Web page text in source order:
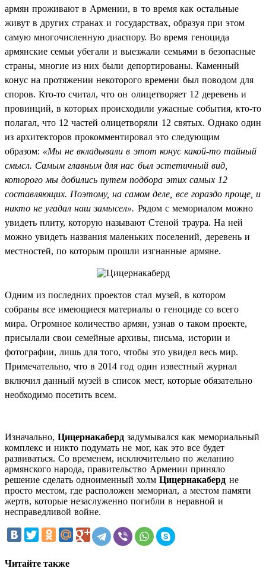
армян проживают в Армении, в то время как остальные
живут в других странах и государствах, образуя при этом
самую многочисленную диаспору. Во время геноцида
армянские семьи убегали и выезжали семьями в безопасные
страны, многие из них были депортированы. Каменный
конус на протяжении некоторого времени был поводом для
споров. Кто-то считал, что он олицетворяет 12 деревень и
провинций, в которых происходили ужасные события, кто-то
полагал, что 12 частей олицетворяли 12 святых. Однако один
из архитекторов прокомментировал это следующим
образом: «Мы не вкладывали в этот конус какой-то тайный
смысл. Самым главным для нас был эстетичный вид,
которого мы добились путем подбора этих самых 12
составляющих. Поэтому, на самом деле, все гораздо проще, и
никто не угадал наш замысел». Рядом с мемориалом можно
увидеть плиту, которую называют Стеной траура. На ней
можно увидеть названия маленьких поселений, деревень и
местностей, по которым прошли изгнанные армяне.
Одним из последних проектов стал музей, в котором
собраны все имеющиеся материалы о геноциде со всего
мира. Огромное количество армян, узнав о таком проекте,
присылали свои семейные архивы, письма, истории и
фотографии, лишь для того, чтобы это увидел весь мир.
Примечательно, что в 2014 год один известный журнал
включил данный музей в список мест, которые обязательно
необходимо посетить всем.
Изначально,Цицернакаберд задумывался как мемориальный
комплекс и никто подумать не мог, как это все будет
развиваться. Со временем, исключительно по желанию
армянского народа, правительство Армении приняло
решение сделать одноименный холмЦицернакаберд не
просто местом, где расположен мемориал, а местом памяти
жертв, которые незаслуженно погибли в неравной и
несправедливой войне.
Читайте также